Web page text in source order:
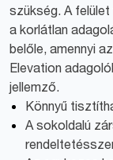
szükség. A
a korlátlan
belőle, amennyi
Elevation
jellemző.
Könnyű
A sokoldalú